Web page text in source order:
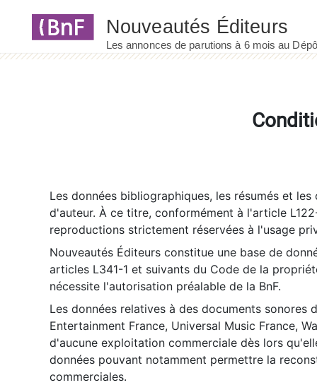
Les données bibliographiques, les résumés et
d'auteur. À ce titre, conformément à l'article
reproductions strictement réservées à l'usage
Nouveautés Éditeurs constitue une base de
articles L341-1 et suivants du Code de la
nécessite l'autorisation préalable de la BnF.
Les données relatives à des documents sonores
Entertainment France, Universal Music France,
d'aucune exploitation commerciale dès lors
données pouvant notamment permettre la
commerciales.